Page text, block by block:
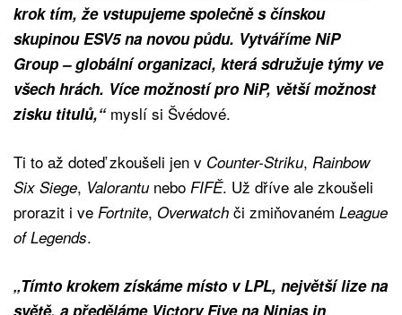
krok tím, že vstupujeme společně s čínskou
skupinou ESV5 na novou půdu. Vytváříme NiP
Group – globální organizaci, která sdružuje týmy ve
všech hrách. Více možností pro NiP, větší možnost
zisku titulů,“myslí si Švédové.
Ti to až doteď zkoušeli jen v Counter-Striku, Rainbow
Six Siege, Valorantunebo FIFĚ. Už dříve ale zkoušeli
prorazit i ve Fortnite, Overwatch či zmiňovaném League
of Legends.
„Tímto krokem získáme místo v LPL, největší lize na
světě, a předěláme Victory Five na Ninjas in